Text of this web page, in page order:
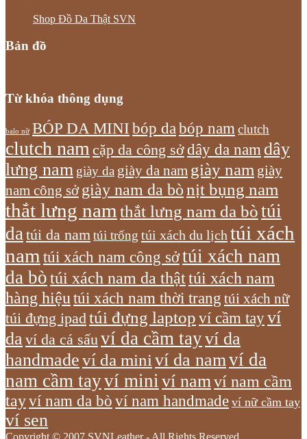
Shop Đồ Da Thật SVN
Bản đồ
Từ khóa thông dụng
balo nữ BÓP DA MINI bóp da bóp nam clutch
clutch nam cặp da công sởdây da nam dây
lưng nam giày da giày da nam giày nam giày
nam công sở giày nam da bònịt bụng nam
thắt lưng nam thắt lưng nam da bòtúi
da túi da nam túi trống túi xách du lịch túi xách
nam túi xách nam công sởtúi xách nam
da bòtúi xách nam da thậttúi xách nam
hàng hiệu túi xách nam thời trang túi xách nữ
túi đựng ipad túi đựng laptop ví cầm tayví
da ví da cá sấu ví da cầm tayví da
handmadeví da mini ví da namví da
nam cầm tayví mini ví namví nam cầm
tayví nam da bò ví nam handmade ví nữ cầm tay
ví sen
Copyright © 2007 SVNLeather - All Rights Reserved.